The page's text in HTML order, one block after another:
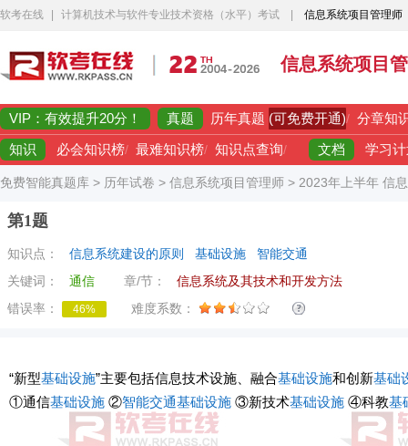
软考在线 计算机技术与软件专业技术资格（水平）考试 信息系统项目管理师
信息系统项目
VIP：有效提升20分！ 真题 历年真题 (可免费开通)/ 分章知
知识 必会知识榜/ 最难知识榜/ 知识点查询/ 文档 学习
免费智能真题库 > 历年试卷 > 信息系统项目管理师 > 2023年上半年 信
第1题
知识点： 信息系统建设的原则 基础设施
智能交通
关键词：
通信 章/节：
信息系统及其技术和开发方法
错误率：
46% 难度系数：
“新型基础设施”主要包括信息技术设施、融合基础设施和创新基础
①通信基础设施 ②智能交通基础设施 ③新技术基础设施 ④科教基